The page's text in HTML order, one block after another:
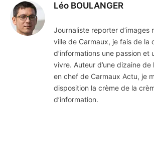
Léo BOULANGER
Journaliste reporter d’images
ville de Carmaux, je fais de la
d’informations une passion et
vivre. Auteur d’une dizaine
en chef de Carmaux Actu, je
disposition la crème de la
d’information.